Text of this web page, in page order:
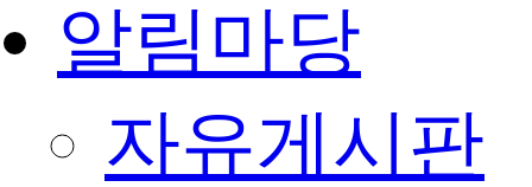
알림마당
자유게시판